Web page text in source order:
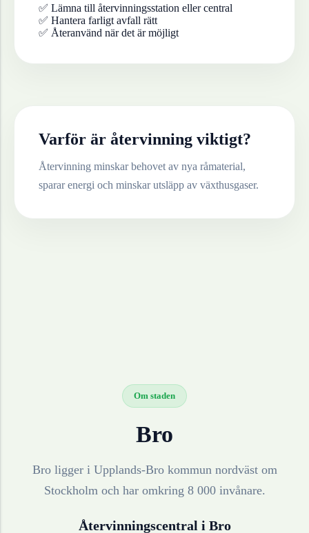
✅ Lämna till återvinningsstation eller central
✅ Hantera farligt avfall rätt
✅ Återanvänd när det är möjligt
Varför är återvinning viktigt?
Återvinning minskar behovet av nya råmaterial,
sparar energi och minskar utsläpp av växthusgaser.
Om staden
Bro
Bro ligger i Upplands-Bro kommun nordväst om
Stockholm och har omkring 8 000 invånare.
Återvinningscentral i Bro